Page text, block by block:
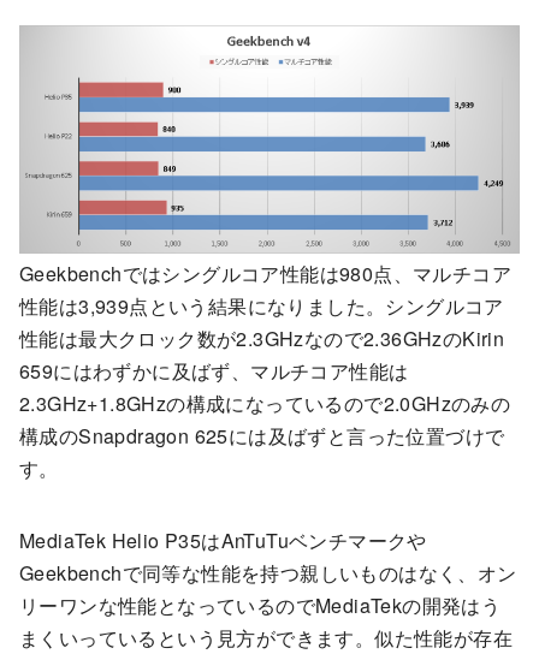
Geekbenchではシングルコア性能は980点、マルチコア
性能は3,939点という結果になりました。シングルコア
性能は最大クロック数が2.3GHzなので2.36GHzのKirin
659にはわずかに及ばず、マルチコア性能は
2.3GHz+1.8GHzの構成になっているので2.0GHzのみの
構成のSnapdragon 625には及ばずと言った位置づけで
す。
MediaTek Helio P35はAnTuTuベンチマークや
Geekbenchで同等な性能を持つ親しいものはなく、オン
リーワンな性能となっているのでMediaTekの開発はう
まくいっているという見方ができます。似た性能が存在